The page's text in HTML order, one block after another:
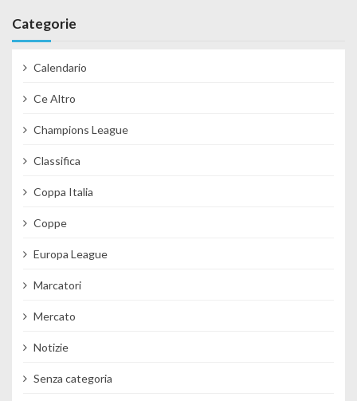
Categorie
Calendario
Ce Altro
Champions League
Classifica
Coppa Italia
Coppe
Europa League
Marcatori
Mercato
Notizie
Senza categoria